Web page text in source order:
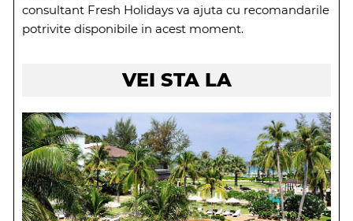
consultant Fresh Holidays va ajuta cu recomandarile
potrivite disponibile in acest moment.
VEI STA LA